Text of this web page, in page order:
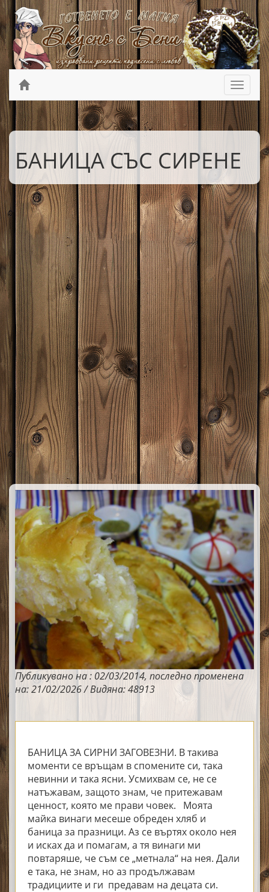
БАНИЦА СЪС СИРЕНЕ
Публикувано на : 02/03/2014, последно променена
на: 21/02/2026 / Видяна: 48913
БАНИЦА ЗА СИРНИ ЗАГОВЕЗНИ. В такива
моменти се връщам в спомените си, така
невинни и така ясни. Усмихвам се, не се
натъжавам, защото знам, че притежавам
ценност, която ме прави човек. Моята
майка винаги месеше обреден хляб и
баница за празници. Аз се въртях около нея
и исках да и помагам, а тя винаги ми
повтаряше, че съм се „метнала“ на нея. Дали
е така, не знам, но аз продължавам
традициите и ги предавам на децата си.